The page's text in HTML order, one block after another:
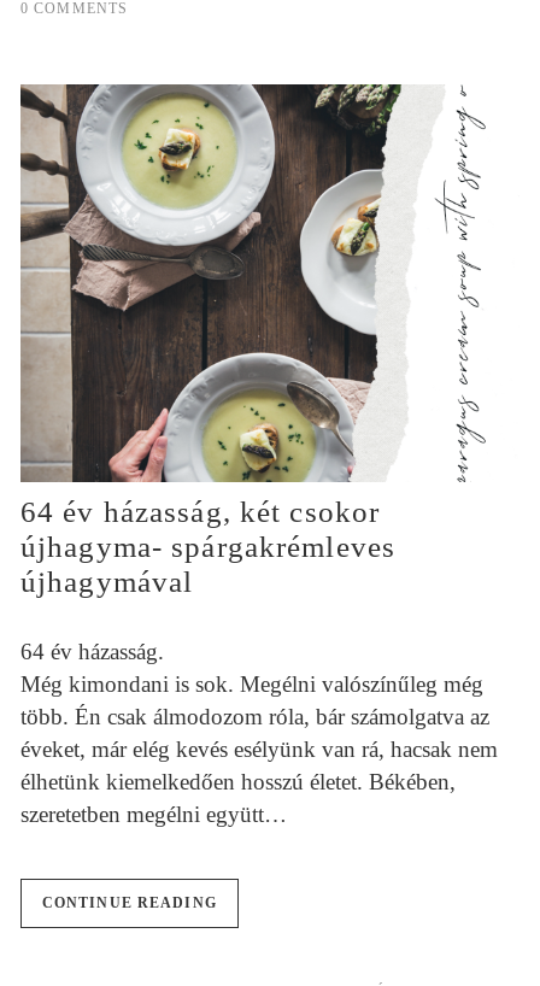
0 COMMENTS
64 év házasság, két csokor
újhagyma- spárgakrémleves
újhagymával
64 év házasság.
Még kimondani is sok. Megélni valószínűleg még
több. Én csak álmodozom róla, bár számolgatva az
éveket, már elég kevés esélyünk van rá, hacsak nem
élhetünk kiemelkedően hosszú életet. Békében,
szeretetben megélni együtt…
CONTINUE READING